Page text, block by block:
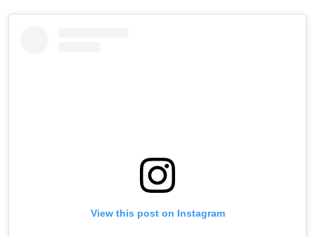
View this post on Instagram